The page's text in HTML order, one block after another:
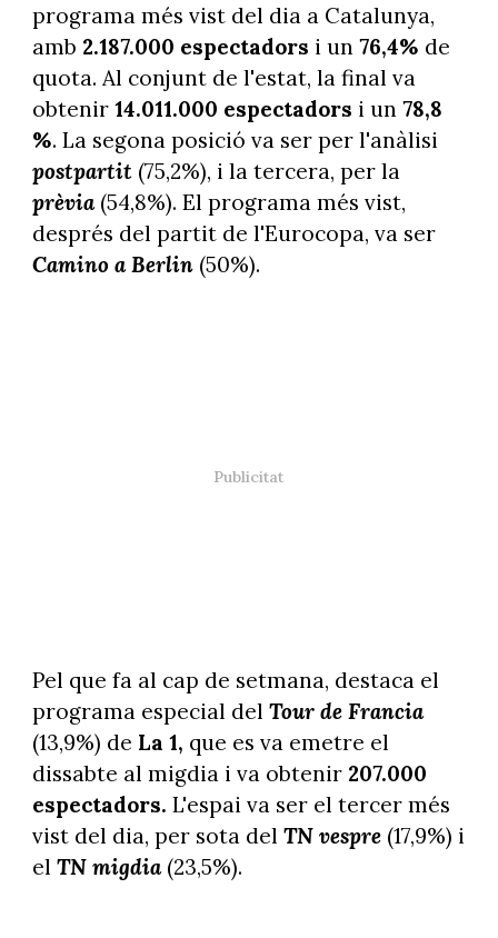
programa més vist del dia a Catalunya,
amb 2.187.000 espectadors i un 76,4% de
quota. Al conjunt de l'estat, la final va
obtenir 14.011.000 espectadors i un 78,8
%. La segona posició va ser per l'anàlisi
postpartit(75,2%), i la tercera, per la
prèvia (54,8%). El programa més vist,
després del partit de l'Eurocopa, va ser
Camino a Berlin(50%).
Pel que fa al cap de setmana, destaca el
programa especial del Tour de Francia
(13,9%) de La 1, que es va emetre el
dissabte al migdia i va obtenir207.000
espectadors. L'espai va ser el tercer més
vist del dia, per sota del TN vespre (17,9%) i
el TN migdia (23,5%).